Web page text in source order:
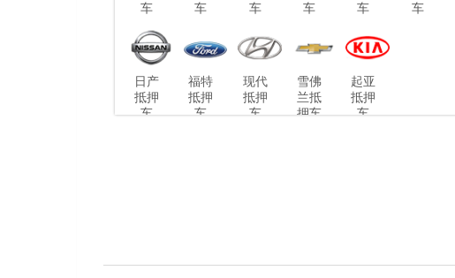
车
车
车
车
车
车
日产
抵押
车
福特
抵押
车
现代
抵押
车
雪佛
兰抵
押车
起亚
抵押
车